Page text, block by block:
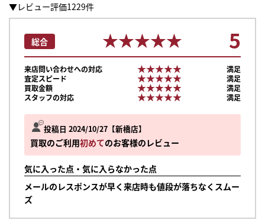
▼レビュー評価1229件
投稿日 2024/10/27 新橋店
買取のご利用初めてのお客様のレビュー
気に入った点・気に入らなかった点
メールのレスポンスが早く来店時も値段が落ちなくスムー
ズ
総合 ★★★★★
★★★★★ 5
来店問い合わせへの対応 ★★★★★
★★★★★
満足
査定スピード
★★★★★
★★★★★
満足
買取金額
★★★★★
★★★★★
満足
スタッフの対応
★★★★★
★★★★★ 満足